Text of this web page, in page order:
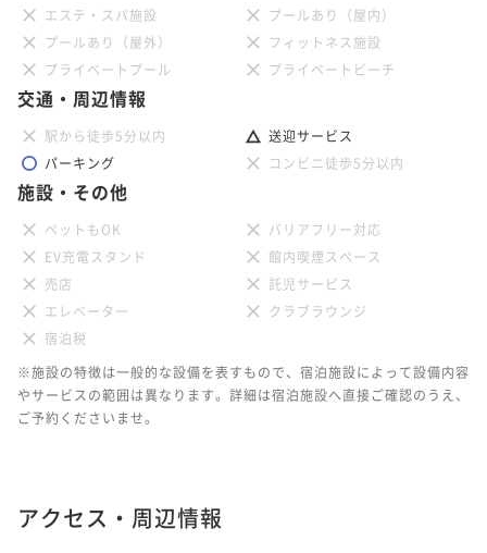
エステ・スパ施設
プールあり（屋内）
プールあり（屋外）
フィットネス施設
プライベートプール
プライベートビーチ
交通・周辺情報
駅から徒歩5分以内
送迎サービス
パーキング
コンビニ徒歩5分以内
施設・その他
ペットもOK
バリアフリー対応
EV充電スタンド
館内喫煙スペース
売店
託児サービス
エレベーター
クラブラウンジ
宿泊税
※施設の特徴は一般的な設備を表すもので、宿泊施設によって設備内容
やサービスの範囲は異なります。詳細は宿泊施設へ直接ご確認のうえ、
ご予約くださいませ。
アクセス・周辺情報